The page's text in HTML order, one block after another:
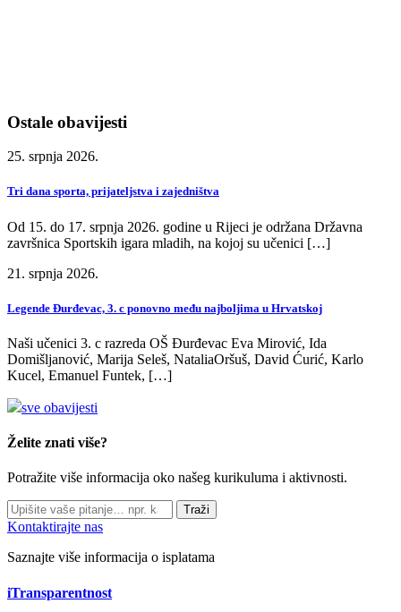
Ostale obavijesti
25. srpnja 2026.
Tri dana sporta, prijateljstva i zajedništva
Od 15. do 17. srpnja 2026. godine u Rijeci je održana Državna
završnica Sportskih igara mladih, na kojoj su učenici […]
21. srpnja 2026.
Legende Đurđevac, 3. c ponovno među najboljima u Hrvatskoj
Naši učenici 3. c razreda OŠ Đurđevac Eva Mirović, Ida
Domišljanović, Marija Seleš, NataliaOršuš, David Ćurić, Karlo
Kucel, Emanuel Funtek, […]
sve obavijesti
Želite znati više?
Potražite više informacija oko našeg kurikuluma i aktivnosti.
Traži
Kontaktirajte nas
Saznajte više informacija o isplatama
iTransparentnost